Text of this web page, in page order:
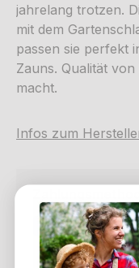
jahrelang trotzen.
mit dem
passen sie perfekt
Zauns. Qualität
macht.
Infos zum